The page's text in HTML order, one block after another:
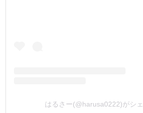
はるさー(@harusa0222)がシ